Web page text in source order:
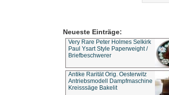
Neueste Einträge:
Very Rare Peter Holmes Selkirk
Paul Ysart Style Paperweight /
Briefbeschwerer
Antike Rarität Orig. Oesterwitz
Antriebsmodell Dampfmaschine
Kreisssäge Bakelit